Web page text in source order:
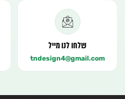
שלחו לנו מייל
tndesign4@gmail.com